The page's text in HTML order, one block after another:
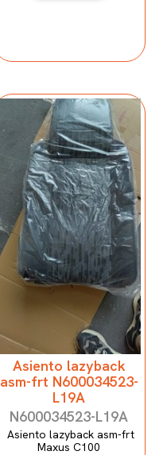
Asiento lazyback
asm-frt N600034523-
L19A
N600034523-L19A
Asiento lazyback asm-frt
Maxus C100